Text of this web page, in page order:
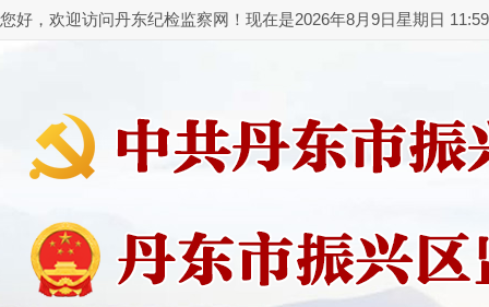
您好，欢迎访问丹东纪检监察网！现在是2026年8月9日星期日